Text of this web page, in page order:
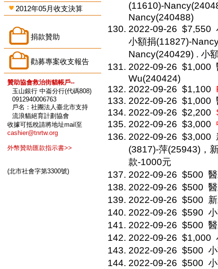
2012年05月收支決算
捐款贊助
勸募專案收支報告
贊助協會救治街貓帳戶--
玉山銀行 中崙分行(代碼808)
0912940006763
戶名：社團法人臺北市支持
流浪貓絕育計劃協會
收據可抵稅請將地址mail至
cashier@tnrtw.org
外幣贊助匯款指示書>>
(北市社會字第3300號)
(11610)-
Nancy(240488)
2022-09-26 $7,550
小額捐(11827)-
Nancy(240429) . 小
2022-09-26 $1,000
Wu(240424)
2022-09-26 $1,100
2022-09-26 $1,000
2022-09-26 $2,200
2022-09-26 $3,000
2022-09-26 $3,000
(3817)-萍(25943)，
款-1000元
2022-09-26 $500
2022-09-26 $500
2022-09-26 $500
2022-09-26 $590
2022-09-26 $500
2022-09-26 $1,000
2022-09-26 $500
2022-09-26 $500